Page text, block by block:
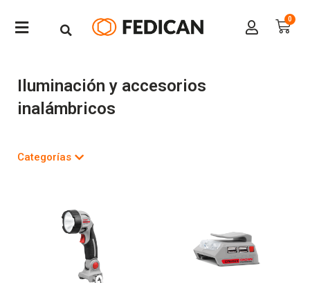
Iluminación y accesorios
inalámbricos
Categorías